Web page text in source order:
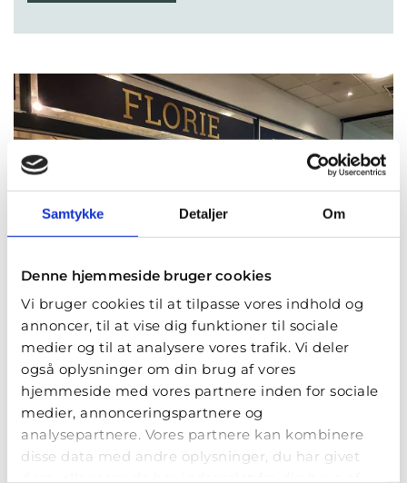
Samtykke Detaljer Om
Denne hjemmeside bruger cookies
Vi bruger cookies til at tilpasse vores indhold og
annoncer, til at vise dig funktioner til sociale
medier og til at analysere vores trafik. Vi deler
også oplysninger om din brug af vores
hjemmeside med vores partnere inden for sociale
medier, annonceringspartnere og
analysepartnere. Vores partnere kan kombinere
disse data med andre oplysninger, du har givet
Florie
Rødovre Centrum 84
2610 Rødovre